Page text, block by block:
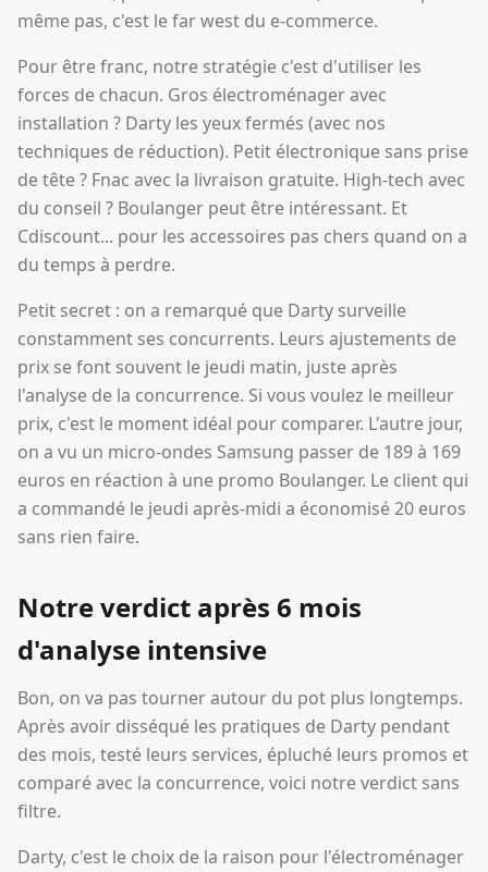
même pas, c'est le far west du e-commerce.
Pour être franc, notre stratégie c'est d'utiliser les
forces de chacun. Gros électroménager avec
installation ? Darty les yeux fermés (avec nos
techniques de réduction). Petit électronique sans prise
de tête ? Fnac avec la livraison gratuite. High-tech avec
du conseil ? Boulanger peut être intéressant. Et
Cdiscount... pour les accessoires pas chers quand on a
du temps à perdre.
Petit secret : on a remarqué que Darty surveille
constamment ses concurrents. Leurs ajustements de
prix se font souvent le jeudi matin, juste après
l'analyse de la concurrence. Si vous voulez le meilleur
prix, c'est le moment idéal pour comparer. L'autre jour,
on a vu un micro-ondes Samsung passer de 189 à 169
euros en réaction à une promo Boulanger. Le client qui
a commandé le jeudi après-midi a économisé 20 euros
sans rien faire.
Notre verdict après 6 mois
d'analyse intensive
Bon, on va pas tourner autour du pot plus longtemps.
Après avoir disséqué les pratiques de Darty pendant
des mois, testé leurs services, épluché leurs promos et
comparé avec la concurrence, voici notre verdict sans
filtre.
Darty, c'est le choix de la raison pour l'électroménager